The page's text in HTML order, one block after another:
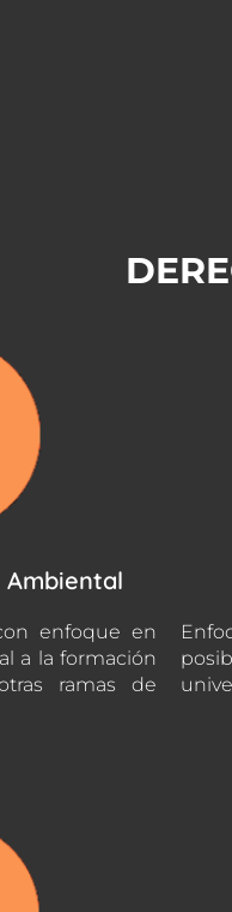
Ambiental
enfoque en
a la formación
ramas de